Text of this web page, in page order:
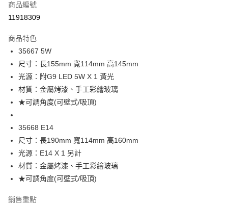
LINE Pay
街口支付
悠遊付
Google Pay
全盈+PAY
AFTEE先享後付
相關說明
【關於「AFTEE先享後付」】
AFTEE先享後付是「在收到商品之後才付款」的支付方式。 讓您購物簡單
便利好安心！
１．簡單：不需註冊會員、不需綁卡、不需儲值。
２．便利：只要手機號碼，簡訊認證，即可結帳。
ATM付款
運送方式
新竹貨運宅配
商品編號
11918309
商品特色
35667 5W
尺寸：長155mm 寬114mm 高145mm
光源：附G9 LED 5W X 1 黃光
材質：金屬烤漆、手工彩繪玻璃
★可調角度(可壁式/吸頂)
35668 E14
尺寸：長190mm 寬114mm 高160mm
光源：E14 X 1 另計
材質：金屬烤漆、手工彩繪玻璃
★可調角度(可壁式/吸頂)
銷售重點